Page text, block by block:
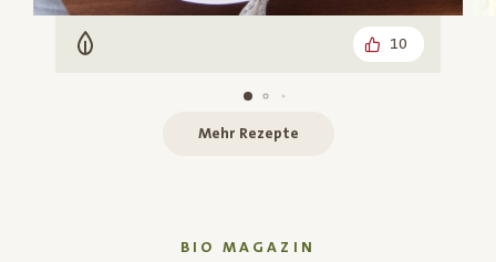
Vegetarisch 10
Mehr Rezepte
BIO MAGAZIN